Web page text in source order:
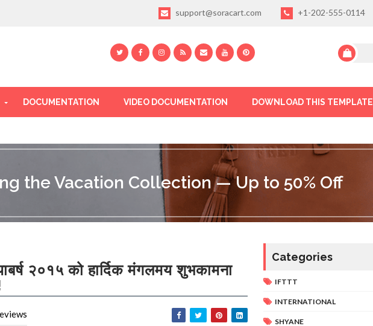
support@soracart.com +1-202-555-0114
DOCUMENTATION VIDEO DOCUMENTATION DOWNLOAD THIS TEMPLATE
the Vacation Collection — Up to 50% Off
२०१५ को हार्दिक मंगलमय शुभकामना
Categories
IFTTT
INTERNATIONAL
SHYANE